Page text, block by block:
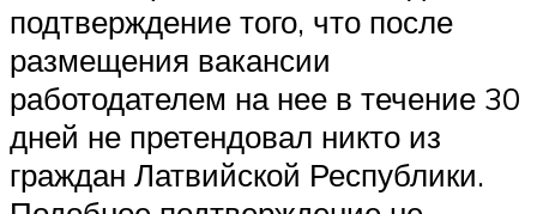
подтверждение того, что после
размещения вакансии
работодателем на нее в течение 30
дней не претендовал никто из
граждан Латвийской Республики.